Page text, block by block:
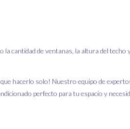
cantidad de ventanas, la altura del techo
hacerlo solo! Nuestro equipo de
perfecto para tu espacio y